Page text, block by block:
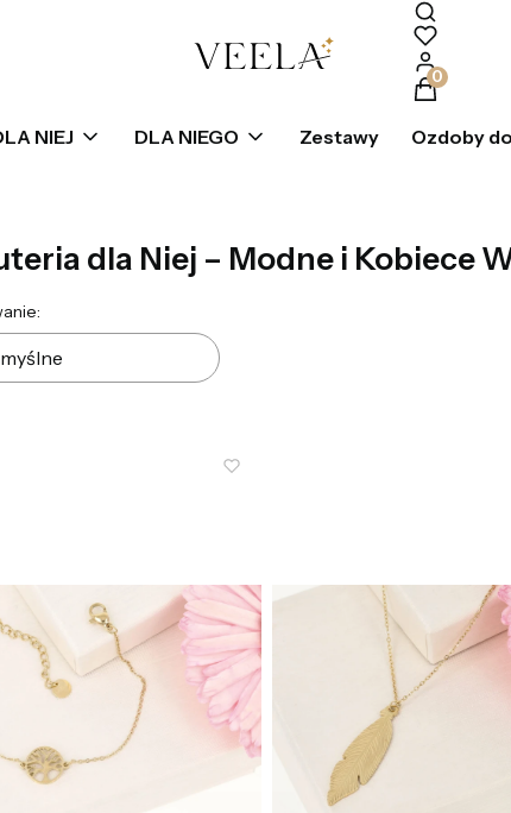
Produkty
NIEJ DLA NIEGO Zestawy Ozdoby
dla Niej – Modne i Kobiece
produktów